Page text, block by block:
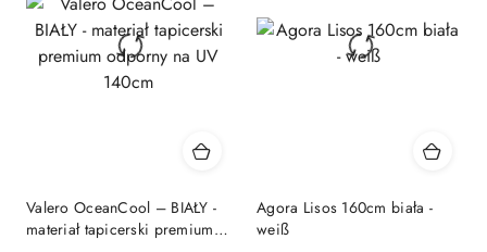
Valero OceanCool – BIAŁY -
materiał tapicerski premium
Agora Lisos 160cm biała -
weiß